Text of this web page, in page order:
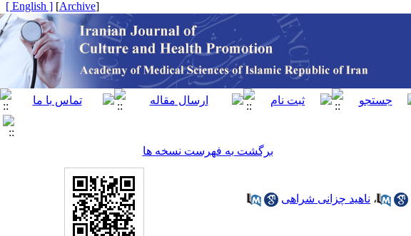
[
Archive
]
[ English ]
برگشت به فهرست نسخه ها
، ناهید چزانی شراهی